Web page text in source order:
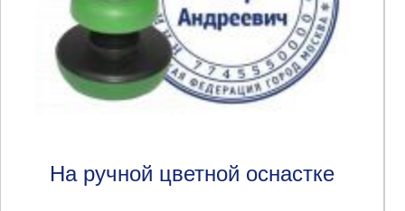
На ручной цветной оснастке